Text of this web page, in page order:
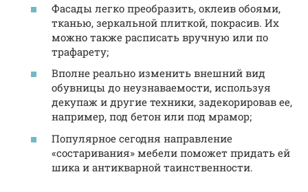
Фасады легко преобразить, оклеив обоями,
тканью, зеркальной плиткой, покрасив. Их
можно также расписать вручную или по
трафарету;
Вполне реально изменить внешний вид
обувницы до неузнаваемости, используя
декупаж и другие техники, задекорировав ее,
например, под бетон или под мрамор;
Популярное сегодня направление
«состаривания» мебели поможет придать ей
шика и антикварной таинственности.